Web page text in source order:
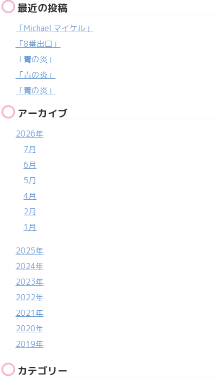
最近の投稿
「Michael マイケル」
「8番出口」
「青の炎」
「青の炎」
「青の炎」
アーカイブ
2026年
7月
6月
5月
4月
2月
1月
2025年
2024年
2023年
2022年
2021年
2020年
2019年
カテゴリー